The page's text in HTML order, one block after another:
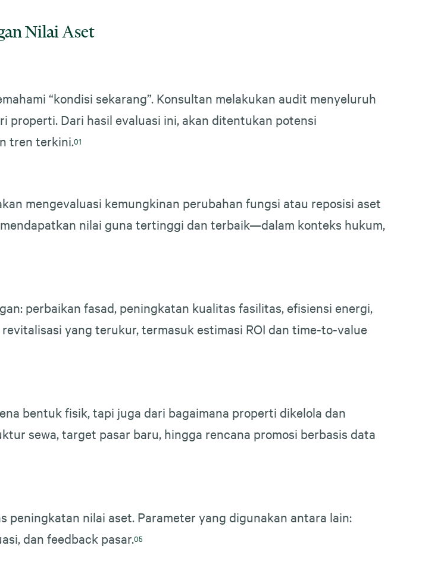
Nilai Aset
“kondisi sekarang”. Konsultan melakukan audit menyeluruh
properti. Dari hasil evaluasi ini, akan ditentukan potensi
tren terkini.
mengevaluasi kemungkinan perubahan fungsi atau reposisi aset
nilai guna tertinggi dan terbaik—dalam konteks hukum,
perbaikan fasad, peningkatan kualitas fasilitas, efisiensi energi,
yang terukur, termasuk estimasi ROI dan time-to-value
bentuk fisik, tapi juga dari bagaimana properti dikelola dan
sewa, target pasar baru, hingga rencana promosi berbasis data
nilai aset. Parameter yang digunakan antara lain:
dan feedback pasar.